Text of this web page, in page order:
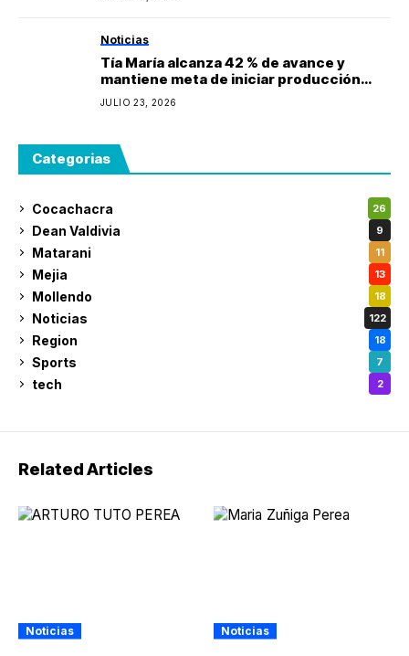
agosto
Noticias
Tía María alcanza 42 % de avance y
mantiene meta de iniciar producción
durante 2027
JULIO 23, 2026
Categorias
Cocachacra 26
Dean Valdivia 9
Matarani 11
Mejia 13
Mollendo 18
Noticias 122
Region 18
Sports 7
tech 2
Related Articles
Noticias Noticias